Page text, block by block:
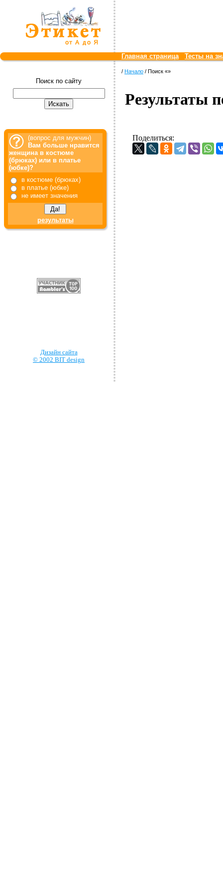
Главная страница Тесты на
Поиск по сайту
(вопрос для мужчин)
Вам больше нравится
женщина в костюме
(брюках) или в платье
(юбке)?
в костюме (брюках)
в платье (юбке)
не имеет значения
результаты
/ Начало / Поиск «»
Результаты
Поделиться:
Дизайн сайта
© 2002 BIT design